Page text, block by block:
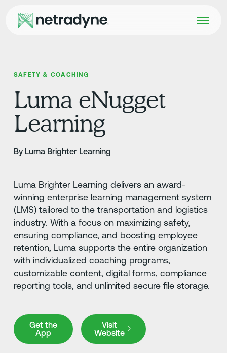
SAFETY & COACHING
Luma eNugget
Learning
By Luma Brighter Learning
Luma Brighter Learning delivers an award-
winning enterprise learning management system
(LMS) tailored to the transportation and logistics
industry. With a focus on maximizing safety,
ensuring compliance, and boosting employee
retention, Luma supports the entire organization
with individualized coaching programs,
customizable content, digital forms, compliance
reporting tools, and unlimited secure file storage.
Get the
App
Get the App
Visit
Website
Visit Website